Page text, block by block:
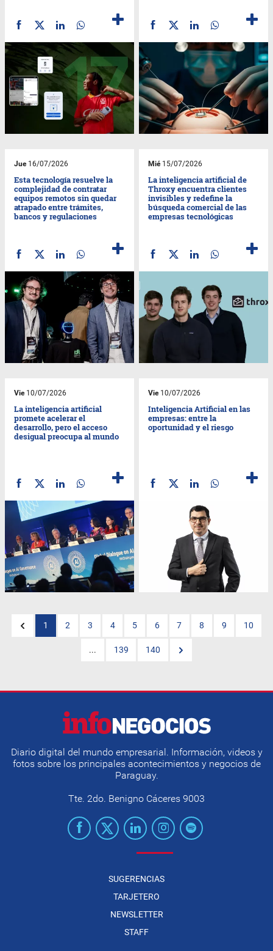
Jue16/07/2026
Esta tecnología resuelve la
complejidad de contratar
equipos remotos sin quedar
atrapado entre trámites,
bancos y regulaciones
Mié15/07/2026
La inteligencia artificial de
Throxy encuentra clientes
invisibles y redefine la
búsqueda comercial de las
empresas tecnológicas
Vie10/07/2026
La inteligencia artificial
promete acelerar el
desarrollo, pero el acceso
desigual preocupa al mundo
Vie10/07/2026
Inteligencia Artificial en las
empresas: entre la
oportunidad y el riesgo
1 2 3 4 5 6 7 8 9 10
... 139 140
Diario digital del mundo empresarial. Información, videos y
fotos sobre los principales acontecimientos y negocios de
Paraguay.
Tte. 2do. Benigno Cáceres 9003
SUGERENCIAS
TARJETERO
NEWSLETTER
STAFF